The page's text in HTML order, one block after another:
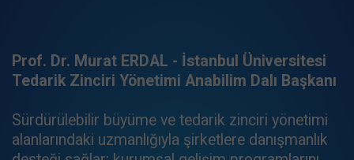
Prof. Dr. Murat ERDAL - İstanbul Üniversitesi
Tedarik Zinciri Yönetimi Anabilim Dalı Başkanı
Sürdürülebilir büyüme ve tedarik zinciri yönetimi
alanlarındaki uzmanlığıyla şirketlere danışmanlık